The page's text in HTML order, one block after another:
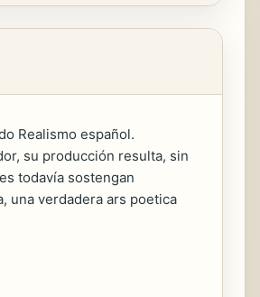
Realismo español.
su producción resulta, sin
todavía sostengan
una verdadera ars poetica